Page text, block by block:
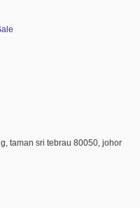
taman sri tebrau 80050, johor